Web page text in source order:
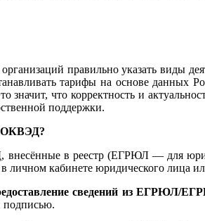
правильно указать виды
тарифы на основе данных
значит, что корректность и
поддержки.
ОКВЭД?
в реестр (ЕГРЮЛ — для
личном кабинете юридического лица
сведений из ЕГРЮЛ/
подписью.